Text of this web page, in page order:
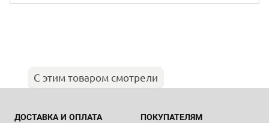
С этим товаром смотрели
ДОСТАВКА И ОПЛАТА ПОКУПАТЕЛЯМ